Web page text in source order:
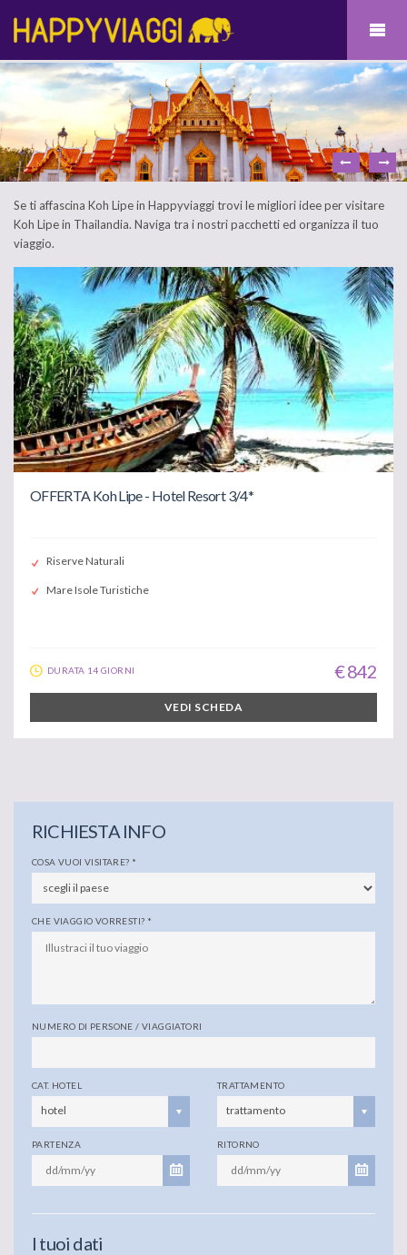
Se ti affascina Koh Lipe in Happyviaggi trovi le migliori idee per visitare
Koh Lipe in Thailandia. Naviga tra i nostri pacchetti ed organizza il tuo
viaggio.
OFFERTA Koh Lipe - Hotel Resort 3/4*
Riserve Naturali
Mare Isole Turistiche
DURATA 14 GIORNI € 842
VEDI SCHEDA
RICHIESTA INFO
COSA VUOI VISITARE? *
CHE VIAGGIO VORRESTI? *
NUMERO DI PERSONE / VIAGGIATORI
CAT. HOTEL
hotel
TRATTAMENTO
trattamento
PARTENZA RITORNO
I tuoi dati